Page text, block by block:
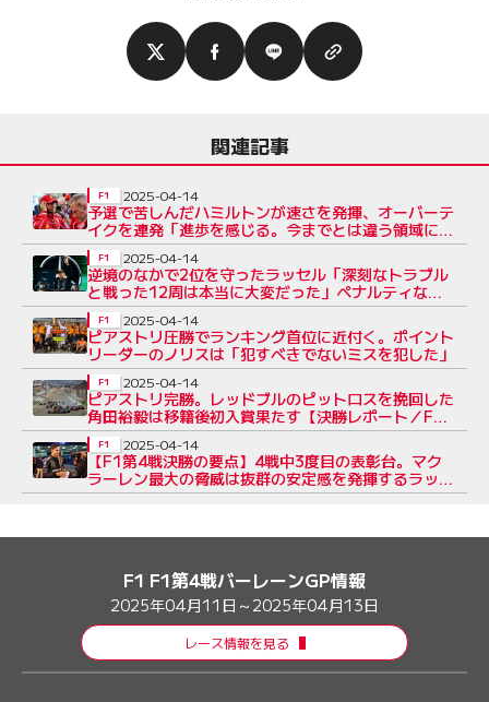
関連記事
予選で苦しんだハミルトンが速さを発揮、オーバーテ
イクを連発「進歩を感じる。今までとは違う領域に入
れた」
F1 2025-04-14
逆境のなかで2位を守ったラッセル「深刻なトラブル
と戦った12周は本当に大変だった」ペナルティなし
の裁定に安堵
F1 2025-04-14
ピアストリ圧勝でランキング首位に近付く。ポイント
リーダーのノリスは「犯すべきでないミスを犯した」
F1 2025-04-14
ピアストリ完勝。レッドブルのピットロスを挽回した
角田裕毅は移籍後初入賞果たす【決勝レポート／F1
第4戦】
F1 2025-04-14
【F1第4戦決勝の要点】4戦中3度目の表彰台。マク
ラーレン最大の脅威は抜群の安定感を発揮するラッセ
ルか
F1 2025-04-14
F1 F1第4戦バーレーンGP情報
2025年04月11日～2025年04月13日
レース情報を見る